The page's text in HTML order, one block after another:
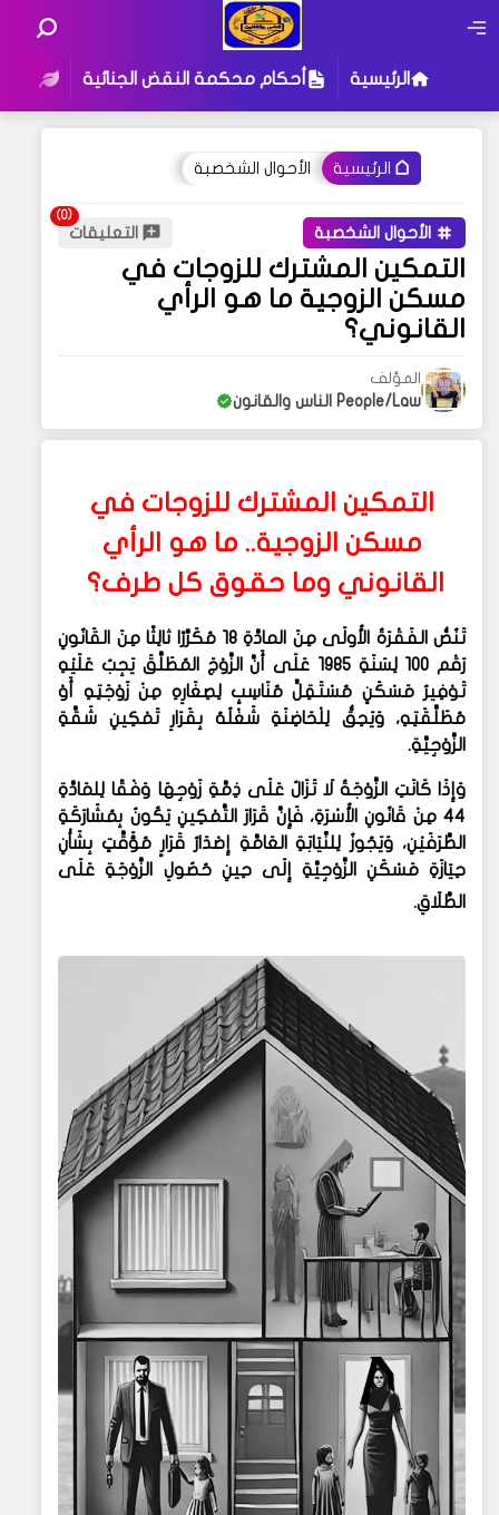
الرئيسية أحكام محكمة النقض الجنائية
الرئيسية الأحوال الشخصبة
الأحوال الشخصبة التعليقات
التمكين المشترك للزوجات في
مسكن الزوجية ما هو الرأي
القانوني؟
المؤلف
People/Law الناس والقانون
التمكين المشترك للزوجات في
مسكن الزوجية.. ما هو الرأي
القانوني وما حقوق كل طرف؟
تَنُصُّ الفَقْرَةُ الأُولَى مِنَ المادَّةِ 18 مُكَرَّرًا ثالِثًا مِنَ القَانُونِ
رَقْم 100 لِسَنَةِ 1985 عَلَى أَنَّ الزَّوْجَ المُطَلَّقَ يَجِبُ عَلَيْهِ
تَوْفِيرُ مَسْكَنٍ مُسْتَقِلٍّ مُنَاسِبٍ لِصِغَارِهِ مِنْ زَوْجَتِهِ أَوْ
مُطَلَّقَتِهِ، وَيَحِقُّ لِلْحَاضِنَةِ شَغْلُهُ بِقَرَارِ تَمْكِينِ شَقَّةِ
الزَّوْجِيَّةِ.
وَإِذَا كَانَتِ الزَّوْجَةُ لَا تَزَالُ عَلَى ذِمَّةِ زَوْجِهَا وَفْقًا لِلمَادَّةِ
44 مِنْ قَانُونِ الأُسْرَةِ، فَإِنَّ قَرَارَ التَّمْكِينِ يَكُونُ بِمُشَارَكَةِ
الطَّرَفَيْنِ، وَيَجُوزُ لِلنِّيَابَةِ العَامَّةِ إِصْدَارُ قَرَارٍ مُؤَقَّتٍ بِشَأْنِ
حِيَازَةِ مَسْكَنِ الزَّوْجِيَّةِ إِلَى حِينِ حُصُولِ الزَّوْجَةِ عَلَى
الطَّلَاقِ.